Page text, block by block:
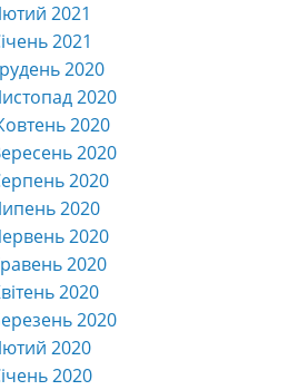
2021
2021
2020
2020
2020
2020
2020
2020
2020
2020
2020
2020
2020
2020